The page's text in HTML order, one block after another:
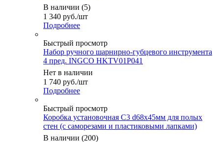
В наличии (5)
1 340 руб./шт
Подробнее
Быстрый просмотр
Набор ручного шарнирно-губцевого инструмента
4 пред. INGCO HKTV01P041
Нет в наличии
1 740 руб./шт
Подробнее
Быстрый просмотр
Коробка установочная С3 d68х45мм для полых
стен (с саморезами и пластиковыми лапками)
В наличии (200)